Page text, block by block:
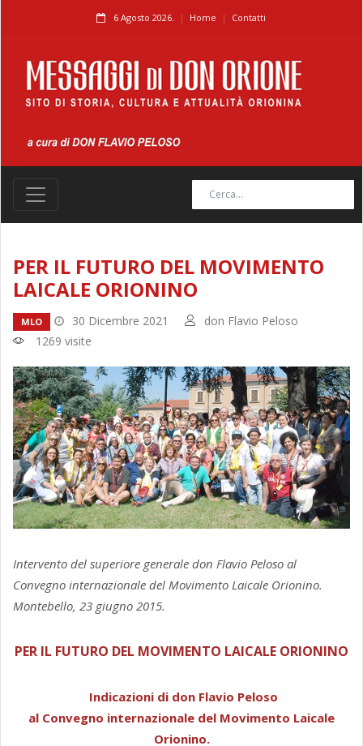
6 Agosto 2026. Home Contatti
PER IL FUTURO DEL MOVIMENTO
LAICALE ORIONINO
MLO 30 Dicembre 2021
don Flavio Peloso
1269 visite
Intervento del superiore generale don Flavio Peloso al
Convegno internazionale del Movimento Laicale Orionino.
Montebello, 23 giugno 2015.
PER IL FUTURO DEL MOVIMENTO LAICALE ORIONINO
Indicazioni di don Flavio Peloso
al Convegno internazionale del Movimento Laicale
Orionino.